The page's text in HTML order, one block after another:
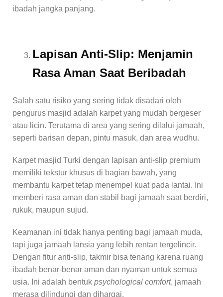
ibadah jangka panjang.
Lapisan Anti-Slip: Menjamin
Rasa Aman Saat Beribadah
Salah satu risiko yang sering tidak disadari oleh
pengurus masjid adalah karpet yang mudah bergeser
atau licin. Terutama di area yang sering dilalui jamaah,
seperti barisan depan, pintu masuk, dan area wudhu.
Karpet masjid Turki dengan lapisan anti-slip premium
memiliki tekstur khusus di bagian bawah, yang
membantu karpet tetap menempel kuat pada lantai. Ini
memberi rasa aman dan stabil bagi jamaah saat berdiri,
rukuk, maupun sujud.
Keamanan ini tidak hanya penting bagi jamaah muda,
tapi juga jamaah lansia yang lebih rentan tergelincir.
Dengan fitur anti-slip, takmir bisa tenang karena ruang
ibadah benar-benar aman dan nyaman untuk semua
usia. Ini adalah bentuk psychological comfort, jamaah
merasa dilindungi dan dihargai.